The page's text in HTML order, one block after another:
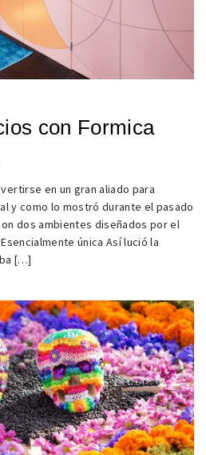
con Formica
en un gran aliado para
y como lo mostró durante el pasado
dos ambientes diseñados por el
única Así lució la
[…]